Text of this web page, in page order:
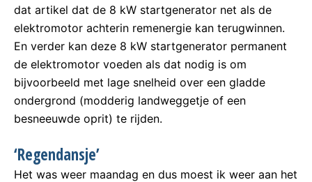
dat artikel dat de 8 kW startgenerator net als de
elektromotor achterin remenergie kan terugwinnen.
En verder kan deze 8 kW startgenerator permanent
de elektromotor voeden als dat nodig is om
bijvoorbeeld met lage snelheid over een gladde
ondergrond (modderig landweggetje of een
besneeuwde oprit) te rijden.
‘Regendansje’
Het was weer maandag en dus moest ik weer aan het